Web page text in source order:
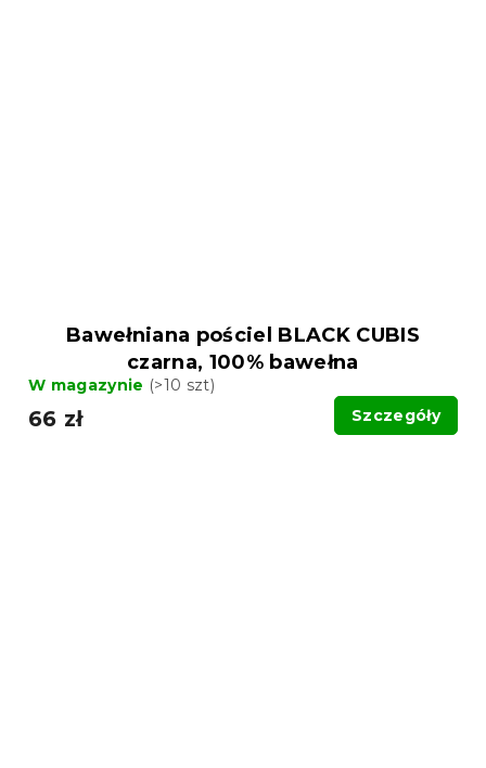
Bawełniana pościel BLACK CUBIS
czarna, 100% bawełna
W magazynie (>10 szt)
66 zł Szczegóły